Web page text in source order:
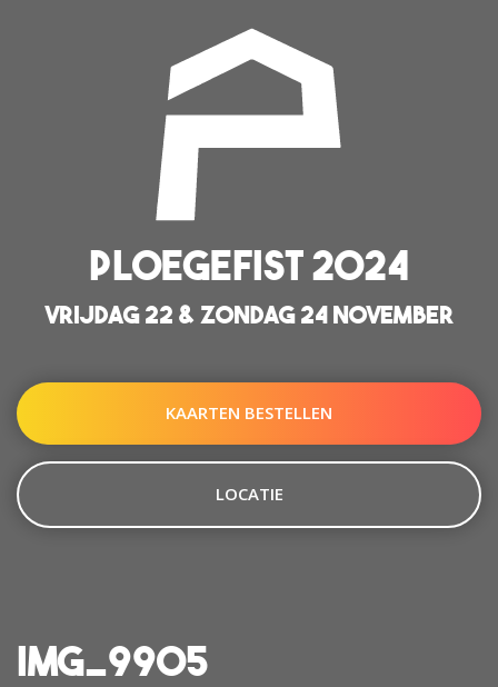
PLOEGEFIST 2024
VRIJDAG 22 & ZONDAG 24 NOVEMBER
KAARTEN BESTELLEN
LOCATIE
IMG_9905